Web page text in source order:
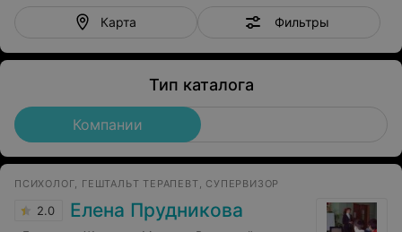
Карта Фильтры
Тип каталога
Компании
ПСИХОЛОГ, ГЕШТАЛЬТ ТЕРАПЕВТ, СУПЕРВИЗОР
2.0 Елена Прудникова